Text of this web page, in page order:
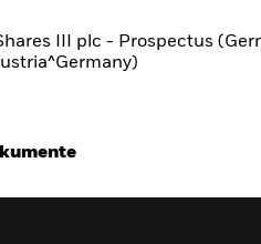
III plc - Prospectus